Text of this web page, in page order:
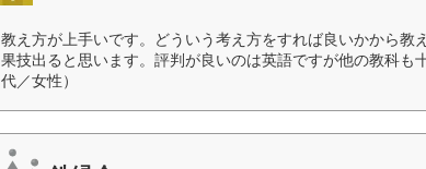
教え方が上手いです。どういう考え方をすれば良いかから教
果技出ると思います。評判が良いのは英語ですが他の教科も
代／女性）